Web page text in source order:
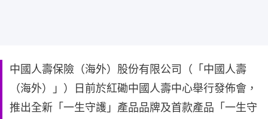
中國人壽保險（海外）股份有限公司（「中國人壽
（海外）」）日前於紅磡中國人壽中心舉行發佈會，
推出全新「一生守護」產品品牌及首款產品「一生守